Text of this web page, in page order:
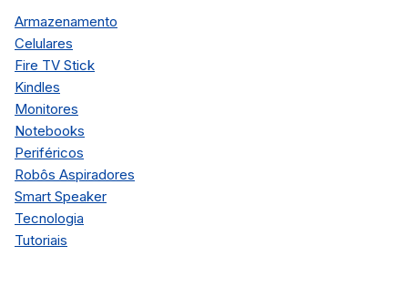
Armazenamento
Celulares
Fire TV Stick
Kindles
Monitores
Notebooks
Periféricos
Robôs Aspiradores
Smart Speaker
Tecnologia
Tutoriais